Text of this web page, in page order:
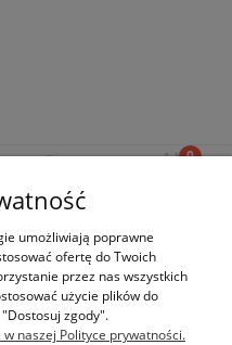
umożliwiają poprawne
ofertę do Twoich
przez nas wszystkich
użycie plików do
zgody".
naszej Polityce prywatności.